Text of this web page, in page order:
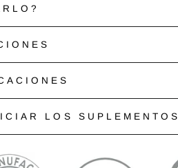
LOS SUPLEMENTOS